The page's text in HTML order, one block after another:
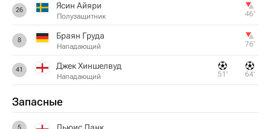
26 Ясин Айяри
Полузащитник 46‎’‎
8 Браян Груда
Нападающий 76‎’‎
41 Джек Хиншелвуд
Нападающий 51‎’‎ 64‎’‎
Запасные
5